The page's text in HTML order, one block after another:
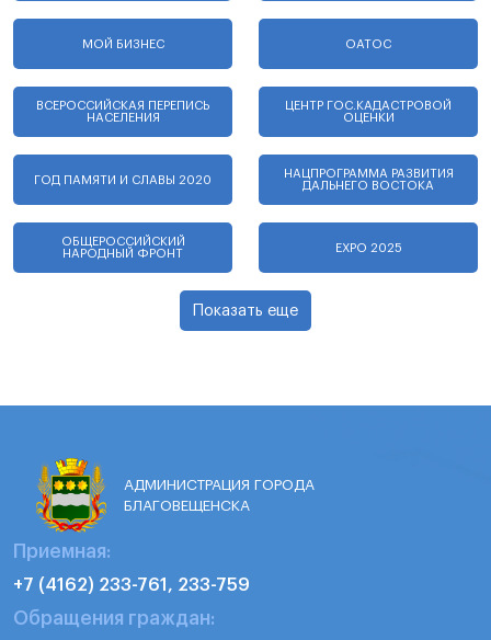
МОЙ БИЗНЕС ОАТОС
ВСЕРОССИЙСКАЯ ПЕРЕПИСЬ
НАСЕЛЕНИЯ
ЦЕНТР ГОС.КАДАСТРОВОЙ
ОЦЕНКИ
ГОД ПАМЯТИ И СЛАВЫ 2020
НАЦПРОГРАММА РАЗВИТИЯ
ДАЛЬНЕГО ВОСТОКА
ОБЩЕРОССИЙСКИЙ
НАРОДНЫЙ ФРОНТ
EXPO 2025
Показать еще
АДМИНИСТРАЦИЯ ГОРОДА
БЛАГОВЕЩЕНСКА
Приемная:
+7 (4162) 233-761, 233-759
Обращения граждан: